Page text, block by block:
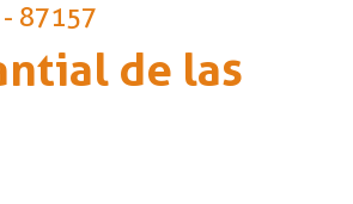
87157
de las